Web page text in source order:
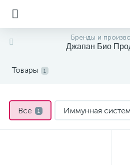
Бренды и
Джапан Био
Товары 1
Все 1 Иммунная